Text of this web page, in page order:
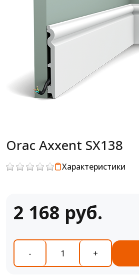
Orac Axxent SX138
Характеристики
2 168 руб.
- +